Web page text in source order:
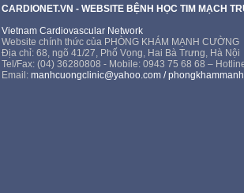
CARDIONET.VN - WEBSITE BỆNH HỌC TIM MẠCH
Vietnam Cardiovascular Network
Website chính thức của PHÒNG KHÁM MẠNH CƯỜNG
Địa chỉ: 68, ngõ 41/27, Phố Vọng, Hai Bà Trưng, Hà Nội
Tel/Fax: (04) 36280808 - Mobile: 0943 75 68 68 –
Email:manhcuongclinic@yahoo.com /